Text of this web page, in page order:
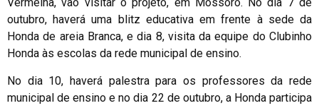
Vermelha, vão visitar o projeto, em Mossoró. No dia 7 de
outubro, haverá uma blitz educativa em frente à sede da
Honda de areia Branca, e dia 8, visita da equipe do Clubinho
Honda às escolas da rede municipal de ensino.
No dia 10, haverá palestra para os professores da rede
municipal de ensino e no dia 22 de outubro, a Honda participa